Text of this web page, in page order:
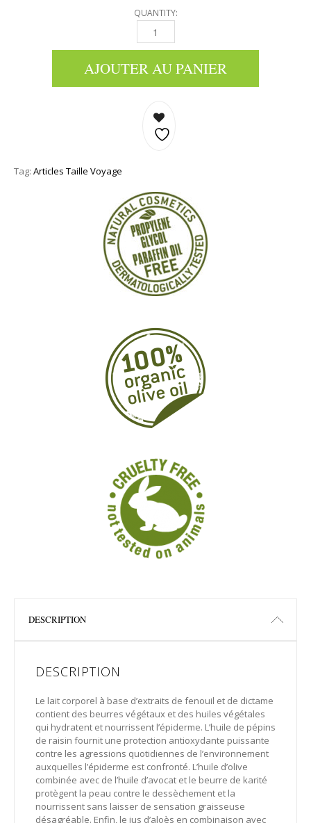
QUANTITY:
LAIT CORPOREL - OLIVE, JUS D’ALOÈS,
AJOUTER AU PANIER
Tag: Articles Taille Voyage
DESCRIPTION
DESCRIPTION
Le lait corporel à base d’extraits de fenouil et de dictame
contient des beurres végétaux et des huiles végétales
qui hydratent et nourrissent l’épiderme. L’huile de pépins
de raisin fournit une protection antioxydante puissante
contre les agressions quotidiennes de l’environnement
auxquelles l’épiderme est confronté. L’huile d’olive
combinée avec de l’huile d’avocat et le beurre de karité
protègent la peau contre le dessèchement et la
nourrissent sans laisser de sensation graisseuse
désagréable. Enfin, le jus d’aloès en combinaison avec